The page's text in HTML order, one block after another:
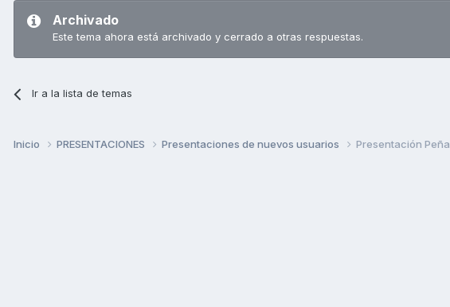
Archivado
Este tema ahora está archivado y cerrado a otras respuestas.
Ir a la lista de temas
Inicio PRESENTACIONES Presentaciones de nuevos usuarios Presentación Peña